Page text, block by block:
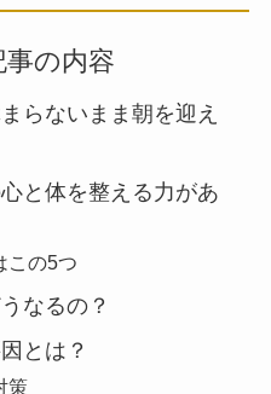
事の内容
らないまま朝を迎え
と体を整える力があ
この5つ
なるの？
とは？
策